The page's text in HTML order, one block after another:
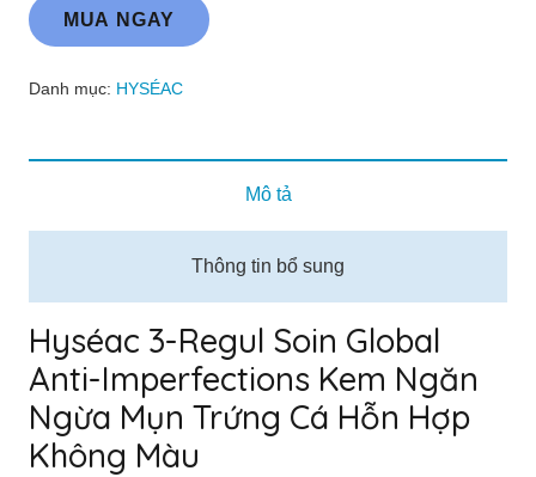
Regul
Global
Imperfections
Cá
Hỗn
Hợp
Không
MUA NGAY
Danh mục: HYSÉAC
Mô tả
Thông tin bổ sung
Hyséac 3-Regul Soin Global
Anti-Imperfections Kem Ngăn
Ngừa Mụn Trứng Cá Hỗn Hợp
Không Màu